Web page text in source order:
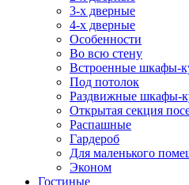
3-х дверные
4-х дверные
Особенности
Во всю стену
Встроенные шкафы-
Под потолок
Раздвижные шкафы-
Открытая секция
Распашные
Гардероб
Для маленького
Эконом
Гостиные